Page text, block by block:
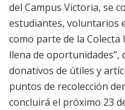
del Campus Victoria, se
estudiantes, voluntarios
como parte de la
llena de oportunidades”,
donativos de útiles y
puntos de recolección
concluirá el próximo 23